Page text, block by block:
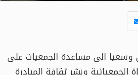
وسعيا الى مساعدة الجمعيات على
ونشر ثقافة المبادرة